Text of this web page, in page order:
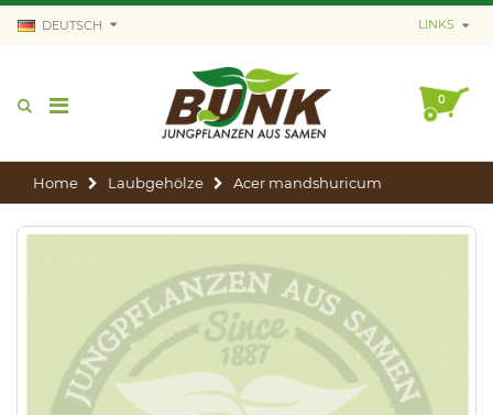
DEUTSCH LINKS
0
Home Laubgehölze Acer mandshuricum